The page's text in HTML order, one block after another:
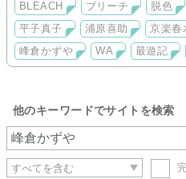
BLEACH ブリーチ 脱色
平子真子
浦原喜助 京楽春
峰倉かずや
WA 最遊記
他のキーワードでサイトを検索